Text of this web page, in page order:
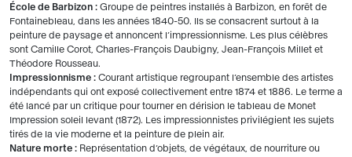
École de Barbizon : Groupe de peintres installés à Barbizon, en forêt de
Fontainebleau, dans les années 1840-50. Ils se consacrent surtout à la
peinture de paysage et annoncent l’impressionnisme. Les plus célèbres
sont Camille Corot, Charles-François Daubigny, Jean-François Millet et
Théodore Rousseau.
Impressionnisme : Courant artistique regroupant l’ensemble des artistes
indépendants qui ont exposé collectivement entre 1874 et 1886. Le terme a
été lancé par un critique pour tourner en dérision le tableau de Monet
Impression soleil levant (1872). Les impressionnistes privilégient les sujets
tirés de la vie moderne et la peinture de plein air.
Nature morte : Représentation d’objets, de végétaux, de nourriture ou